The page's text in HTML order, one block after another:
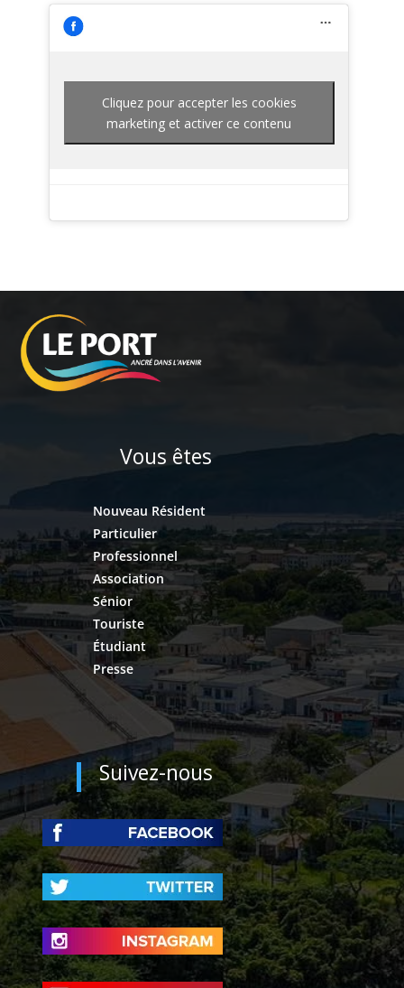
Cliquez pour accepter les cookies
marketing et activer ce contenu
Vous êtes
Nouveau Résident
Particulier
Professionnel
Association
Sénior
Touriste
Étudiant
Presse
Suivez-nous